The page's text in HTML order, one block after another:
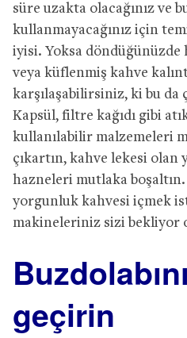
süre uzakta olacağınız ve
kullanmayacağınız için
iyisi. Yoksa
veya küflenmiş kahve
karşılaşabilirsiniz, ki bu da
Kapsül, filtre kağıdı gibi
kullanılabilir malzemeleri
çıkartın, kahve lekesi
hazneleri mutlaka
yorgunluk kahvesi içmek
makineleriniz sizi bekliyor
geçirin